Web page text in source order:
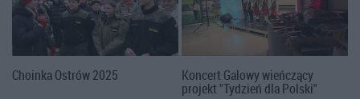
Choinka Ostrów 2025 Koncert Galowy wieńczący
projekt "Tydzień dla Polski"